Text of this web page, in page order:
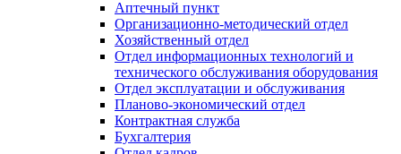
Аптечный пункт
Организационно-методический отдел
Хозяйственный отдел
Отдел информационных технологий и
технического обслуживания оборудования
Отдел эксплуатации и обслуживания
Планово-экономический отдел
Контрактная служба
Бухгалтерия